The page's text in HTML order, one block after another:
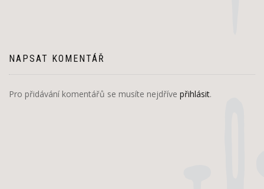
NAPSAT KOMENTÁŘ
Pro přidávání komentářů se musíte nejdříve přihlásit.